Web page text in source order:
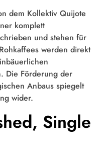
dem Kollektiv Quijote
komplett
und stehen für
werden direkt
Die Förderung der
Anbaus spiegelt
wider.
Single